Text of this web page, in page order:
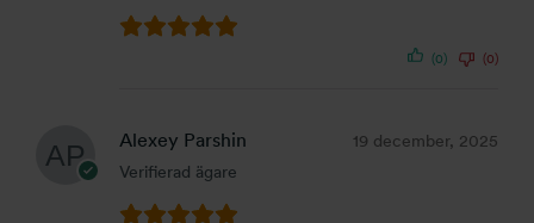
(0) (0)
Alexey Parshin
Verifierad ägare
19 december, 2025